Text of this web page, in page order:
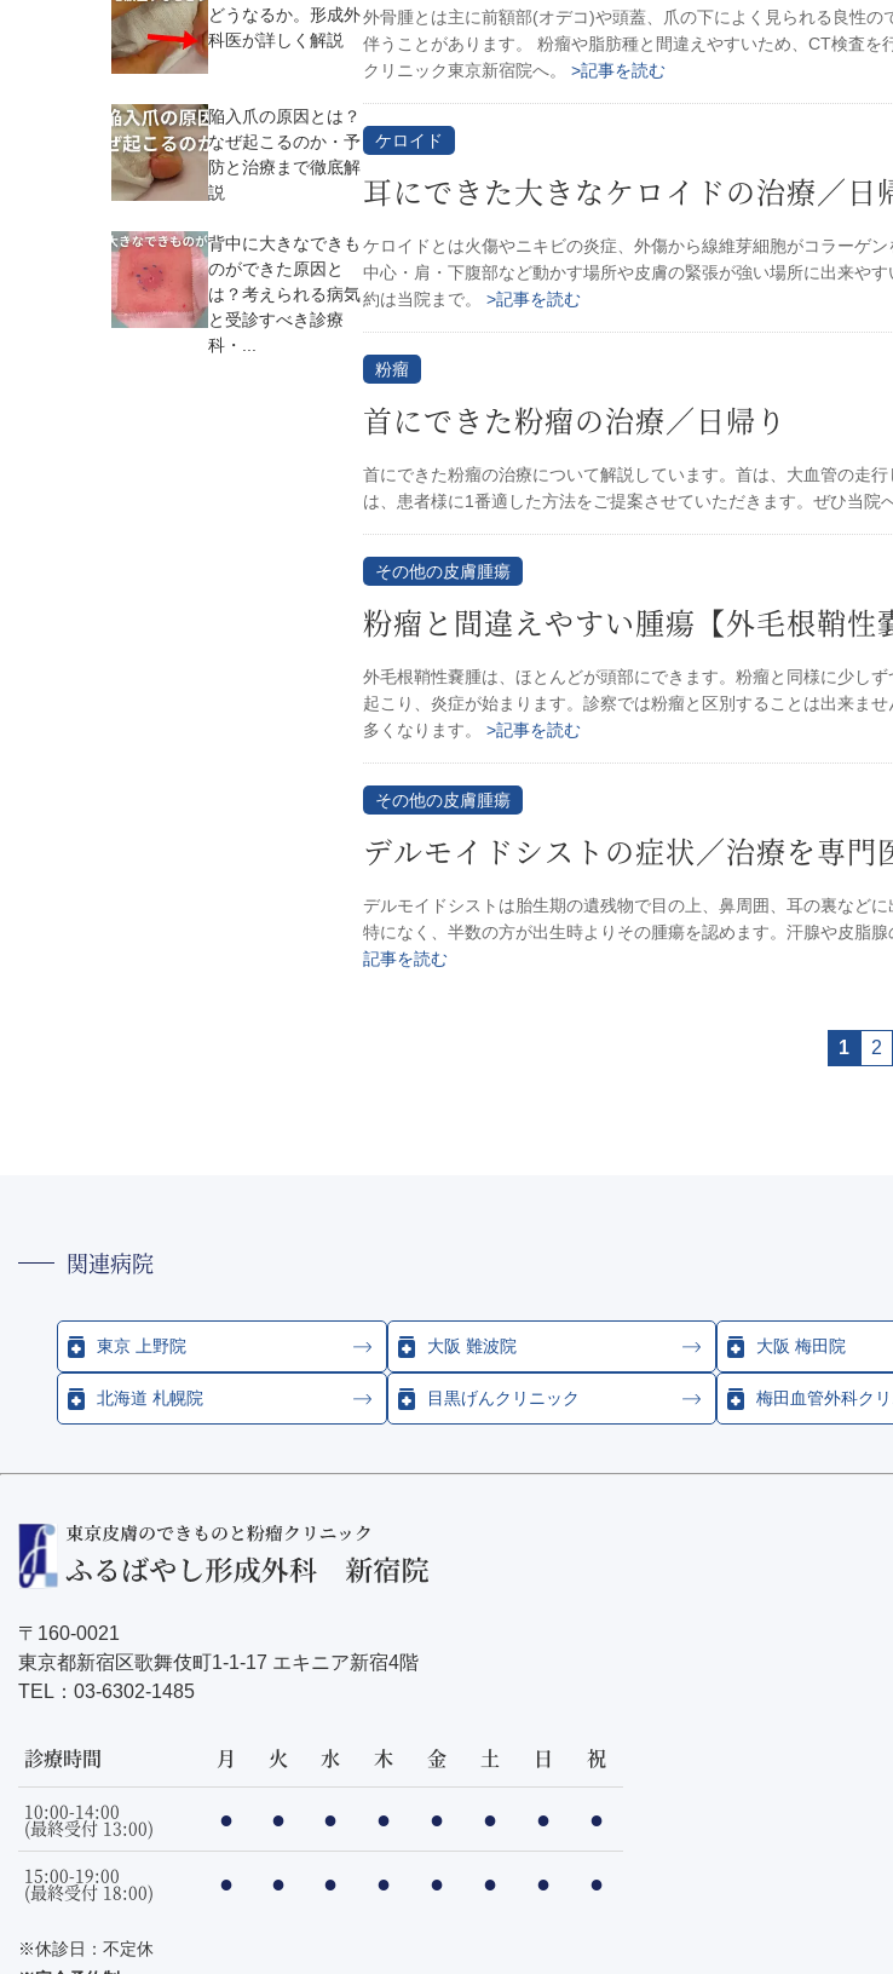
外骨腫とは主に前額部(オデコ)や頭蓋、爪の下によく見られる良性
伴うことがあります。 粉瘤や脂肪種と間違えやすいため、CT検査
クリニック東京新宿院へ。 >記事を読む
ケロイド
耳にできた大きなケロイドの治療／日
ケロイドとは火傷やニキビの炎症、外傷から線維芽細胞がコラーゲ
中心・肩・下腹部など動かす場所や皮膚の緊張が強い場所に出来や
約は当院まで。 >記事を読む
粉瘤
首にできた粉瘤の治療／日帰り
首にできた粉瘤の治療について解説しています。首は、大血管の走
は、患者様に1番適した方法をご提案させていただきます。ぜひ当院
その他の皮膚腫瘍
粉瘤と間違えやすい腫瘍【外毛根鞘性
外毛根鞘性嚢腫は、ほとんどが頭部にできます。粉瘤と同様に少し
起こり、炎症が始まります。診察では粉瘤と区別することは出来ま
多くなります。 >記事を読む
その他の皮膚腫瘍
デルモイドシストの症状／治療を専門
デルモイドシストは胎生期の遺残物で目の上、鼻周囲、耳の裏など
特になく、半数の方が出生時よりその腫瘍を認めます。汗腺や皮脂
記事を読む
送
り
1 2
どうなるか。形成外
科医が詳しく解説
陥入爪の原因とは？
なぜ起こるのか・予
防と治療まで徹底解
説
背中に大きなできも
のができた原因と
は？考えられる病気
と受診すべき診療
科・...
関連病院
東京 上野院 大阪 難波院 大阪 梅田院
北海道 札幌院 目黒げんクリニック 梅田血管外科ク
〒160-0021
東京都新宿区歌舞伎町1-1-17 エキニア新宿4階
TEL： 03-6302-1485
診療時間 月 火 水 木 金 土 日 祝
10:00-14:00
(最終受付 13:00) ● ● ● ● ● ● ● ●
15:00-19:00
(最終受付 18:00) ● ● ● ● ● ● ● ●
※休診日：不定休